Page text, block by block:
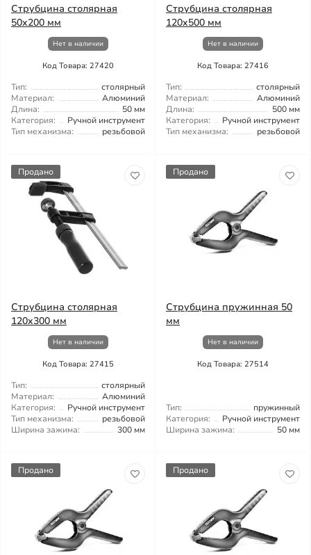
Струбцина столярная
50x200 мм
Нет в наличии
Код Товара: 27420
Тип:
столярный
Материал:
Алюминий
Длина:
50 мм
Категория:
Ручной инструмент
Тип механизма:
резьбовой
Струбцина столярная
120x500 мм
Нет в наличии
Код Товара: 27416
Тип:
столярный
Материал:
Алюминий
Длина:
500 мм
Категория:
Ручной инструмент
Тип механизма:
резьбовой
Продано
Струбцина столярная
120x300 мм
Нет в наличии
Код Товара: 27415
Тип:
столярный
Материал:
Алюминий
Категория:
Ручной инструмент
Тип механизма:
резьбовой
Ширина зажима:
300 мм
Продано
Струбцина пружинная 50
мм
Нет в наличии
Код Товара: 27514
Тип:
пружинный
Категория:
Ручной инструмент
Ширина зажима:
50 мм
Продано Продано